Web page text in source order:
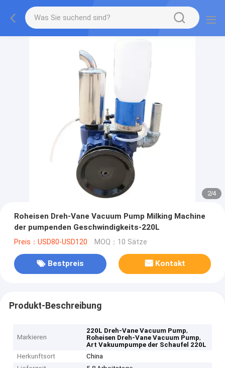
2/4
Roheisen Dreh-Vane Vacuum Pump Milking Machine
der pumpenden Geschwindigkeits-220L
Preis：USD80-USD120 MOQ：10 Sätze
Bestpreis Kontakt
Produkt-Beschreibung
Markieren
220L Dreh-Vane Vacuum Pump,
Roheisen Dreh-Vane Vacuum Pump,
Art Vakuumpumpe der Schaufel 220L
Herkunftsort
China